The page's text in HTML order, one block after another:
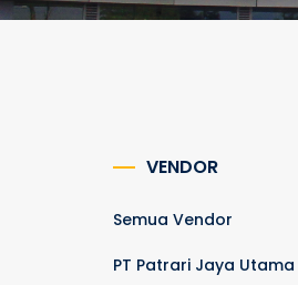
VENDOR
Semua Vendor
PT Patrari Jaya Utama